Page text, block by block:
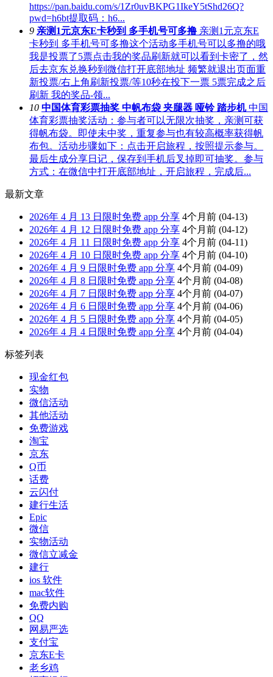
https://pan.baidu.com/s/1Zr0uvBKPG1IkeY5tShd26Q?
pwd=h6bt提取码：h6...
9 亲测1元京东E卡秒到 多手机号可多撸 亲测1元京东E
卡秒到 多手机号可多撸这个活动多手机号可以多撸的哦
我是投票了5票点击我的奖品刷新就可以看到卡密了，然
后去京东兑换秒到微信打开底部地址 频繁就退出页面重
新投票/右上角刷新投票/等10秒在投下一票 5票完成之后
刷新 我的奖品-领...
10 中国体育彩票抽奖 中帆布袋 夹腿器 哑铃 踏步机 中国
体育彩票抽奖活动：参与者可以无限次抽奖，亲测可获
得帆布袋。即使未中奖，重复参与也有较高概率获得帆
布包。活动步骤如下：点击开启旅程，按照提示参与。
最后生成分享日记，保存到手机后叉掉即可抽奖。参与
方式：在微信中打开底部地址，开启旅程，完成后...
最新文章
2026年 4 月 13 日限时免费 app 分享 4个月前 (04-13)
2026年 4 月 12 日限时免费 app 分享 4个月前 (04-12)
2026年 4 月 11 日限时免费 app 分享 4个月前 (04-11)
2026年 4 月 10 日限时免费 app 分享 4个月前 (04-10)
2026年 4 月 9 日限时免费 app 分享 4个月前 (04-09)
2026年 4 月 8 日限时免费 app 分享 4个月前 (04-08)
2026年 4 月 7 日限时免费 app 分享 4个月前 (04-07)
2026年 4 月 6 日限时免费 app 分享 4个月前 (04-06)
2026年 4 月 5 日限时免费 app 分享 4个月前 (04-05)
2026年 4 月 4 日限时免费 app 分享 4个月前 (04-04)
标签列表
现金红包
实物
微信活动
其他活动
免费游戏
淘宝
京东
Q币
话费
云闪付
建行生活
Epic
微信
实物活动
微信立减金
建行
ios 软件
mac软件
免费内购
QQ
网易严选
支付宝
京东E卡
老乡鸡